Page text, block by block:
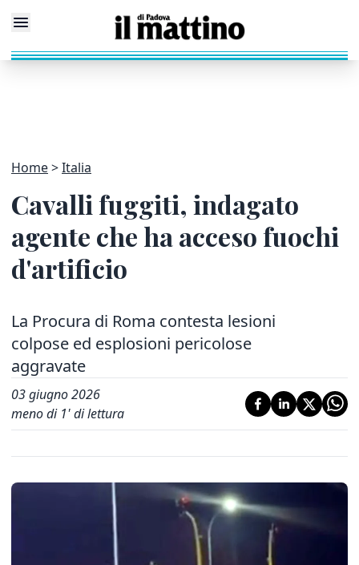
Home Italia
Cavalli fuggiti, indagato
agente che ha acceso fuochi
d'artificio
La Procura di Roma contesta lesioni
colpose ed esplosioni pericolose
aggravate
03 giugno 2026
meno di 1' di lettura